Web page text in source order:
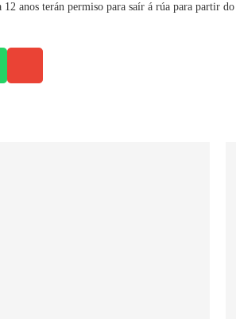
12 anos terán permiso para saír á rúa para partir